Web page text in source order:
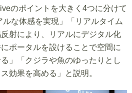
のポイントを大きく4つに分けて
ルな体感を実現」「リアルタイム
射により、リアルにデジタル化
ポータルを設けることで空間に
」「クジラや魚のゆったりとし
効果を高める」と説明。